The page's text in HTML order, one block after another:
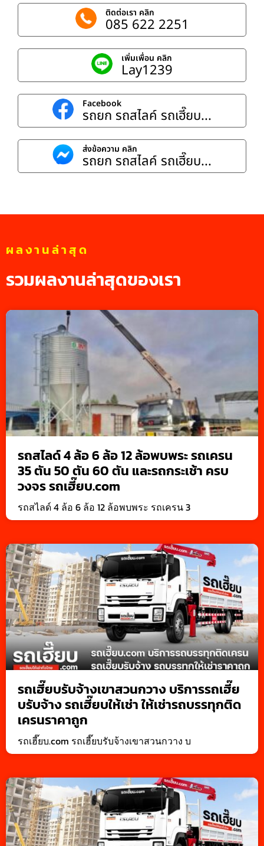
ติดต่อเรา คลิก
085 622 2251
เพิ่มเพื่อน คลิก
Lay1239
Facebook
รถยก รถสไลค์ รถเฮี๊ยบ...
ส่งข้อความ คลิก
รถยก รถสไลค์ รถเฮี๊ยบ...
ผลงานล่าสุด
รวมผลงานล่าสุดของเรา
รถสไลด์ 4 ล้อ 6 ล้อ 12 ล้อพบพระ รถเครน
35 ตัน 50 ตัน 60 ตัน และรถกระเช้า ครบ
วงจร รถเฮี๊ยบ.com
รถสไลด์ 4 ล้อ 6 ล้อ 12 ล้อพบพระ รถเครน 3
รถเฮี๊ยบรับจ้างเขาสวนกวาง บริการรถเฮี๊ย
บรับจ้าง รถเฮี๊ยบให้เช่า ให้เช่ารถบรรทุกติด
เครนราคาถูก
รถเฮี๊ยบ.com รถเฮี๊ยบรับจ้างเขาสวนกวาง บ